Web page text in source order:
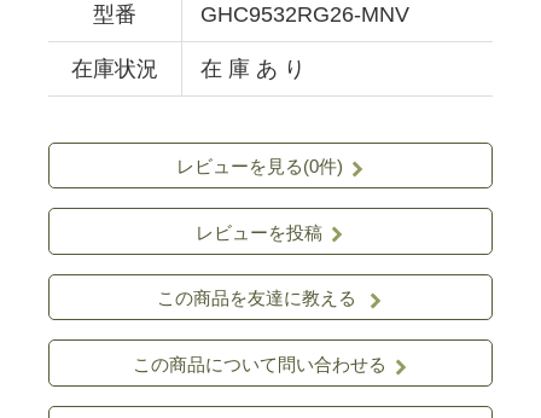
型番 GHC9532RG26-MNV
在庫状況 在 庫 あ り
レビューを見る(0件)
レビューを投稿
この商品を友達に教える
この商品について問い合わせる